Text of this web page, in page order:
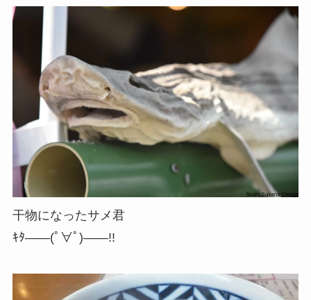
干物になったサメ君
ｷﾀ――(ﾟ∀ﾟ)――!!